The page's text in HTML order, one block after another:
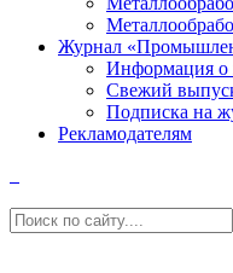
Журнал
Информация о
Свежий
Подписка на
Рекламодателям